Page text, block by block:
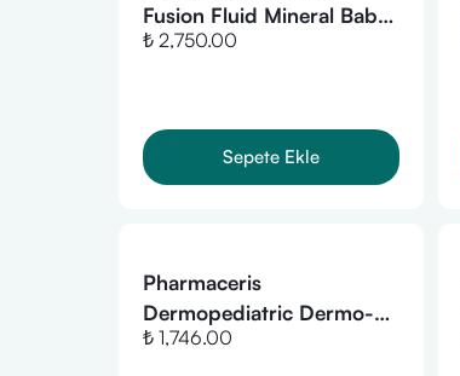
Fusion Fluid Mineral Baby
Sun Cream 50 ml
₺ 2,750.00
Sepete Ekle
Pharmaceris
Dermopediatric Dermo-
Protective Cream For
₺ 1,746.00